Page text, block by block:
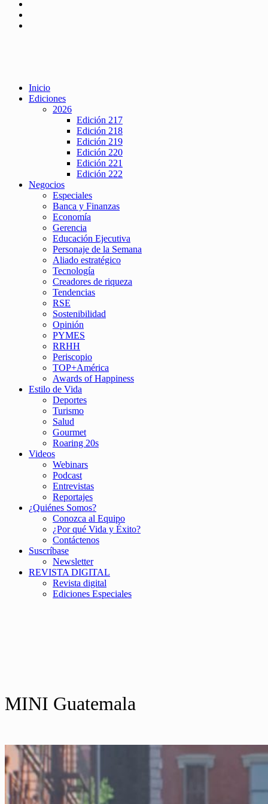
Inicio
Ediciones
2026
Edición 217
Edición 218
Edición 219
Edición 220
Edición 221
Edición 222
Negocios
Especiales
Banca y Finanzas
Economía
Gerencia
Educación Ejecutiva
Personaje de la Semana
Aliado estratégico
Tecnología
Creadores de riqueza
Tendencias
RSE
Sostenibilidad
Opinión
PYMES
RRHH
Periscopio
TOP+América
Awards of Happiness
Estilo de Vida
Deportes
Turismo
Salud
Gourmet
Roaring 20s
Videos
Webinars
Podcast
Entrevistas
Reportajes
¿Quiénes Somos?
Conozca al Equipo
¿Por qué Vida y Éxito?
Contáctenos
Suscríbase
Newsletter
REVISTA DIGITAL
Revista digital
Ediciones Especiales
MINI Guatemala